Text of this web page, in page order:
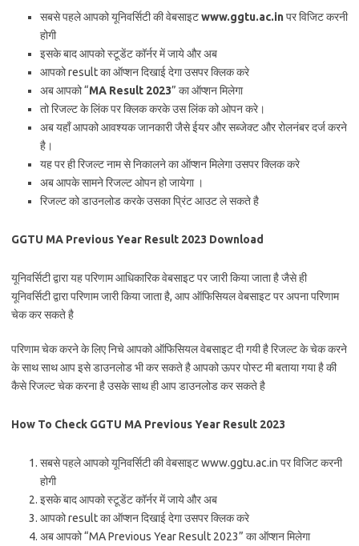
सबसे पहले आपको यूनिवर्सिटी की वेबसाइटwww.ggtu.ac.inपर विजिट करनी
होगी
इसके बाद आपको स्टूडेंट कॉर्नर में जाये और अब
आपको result का ऑप्शन दिखाई देगा उसपर क्लिक करे
अब आपको “MA Result 2023” का ऑप्शन मिलेगा
तो रिजल्ट के लिंक पर क्लिक करके उस लिंक को ओपन करे।
अब यहाँ आपको आवश्यक जानकारी जैसे ईयर और सब्जेक्ट और रोलनंबर दर्ज करने
है।
यह पर ही रिजल्ट नाम से निकालने का ऑप्शन मिलेगा उसपर क्लिक करे
अब आपके सामने रिजल्ट ओपन हो जायेगा ।
रिजल्ट को डाउनलोड करके उसका प्रिंट आउट ले सकते है
GGTU MA Previous Year Result 2023 Download
यूनिवर्सिटी द्वारा यह परिणाम आधिकारिक वेबसाइट पर जारी किया जाता है जैसे ही
यूनिवर्सिटी द्वारा परिणाम जारी किया जाता है, आप ऑफिसियल वेबसाइट पर अपना परिणाम
चेक कर सकते है
परिणाम चेक करने के लिए निचे आपको ऑफिसियल वेबसाइट दी गयी है रिजल्ट के चेक करने
के साथ साथ आप इसे डाउनलोड भी कर सकते है आपको ऊपर पोस्ट मी बताया गया है की
कैसे रिजल्ट चेक करना है उसके साथ ही आप डाउनलोड कर सकते है
How To Check GGTU MA Previous Year Result 2023
सबसे पहले आपको यूनिवर्सिटी की वेबसाइट www.ggtu.ac.in पर विजिट करनी
होगी
इसके बाद आपको स्टूडेंट कॉर्नर में जाये और अब
आपको result का ऑप्शन दिखाई देगा उसपर क्लिक करे
अब आपको “MA Previous Year Result 2023” का ऑप्शन मिलेगा